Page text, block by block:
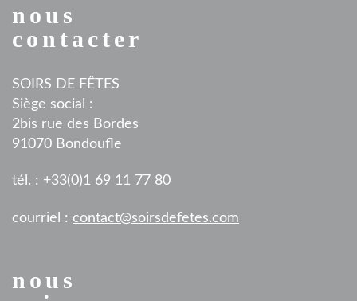
nous
contacter
SOIRS DE FÊTES
Siège social :
2bis rue des Bordes
91070 Bondoufle
tél. : +33(0)1 69 11 77 80
courriel : contact@soirsdefetes.com
nous